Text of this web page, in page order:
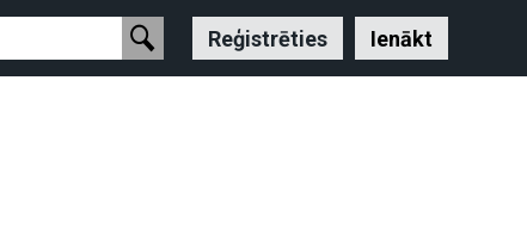
Reģistrēties Ienākt